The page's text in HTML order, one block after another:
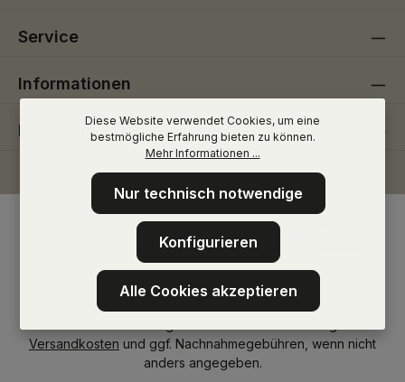
Service
Informationen
Folge uns
Versandkosten und ggf. Nachnahmegebühren, wenn nicht
anders angegeben.
Diese Website verwendet Cookies, um eine
bestmögliche Erfahrung bieten zu können.
Mehr Informationen ...
Nur technisch notwendige
Konfigurieren
Alle Cookies akzeptieren